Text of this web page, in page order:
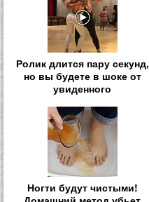
Ролик длится пару секунд,
но вы будете в шоке от
увиденного
Ногти будут чистыми!